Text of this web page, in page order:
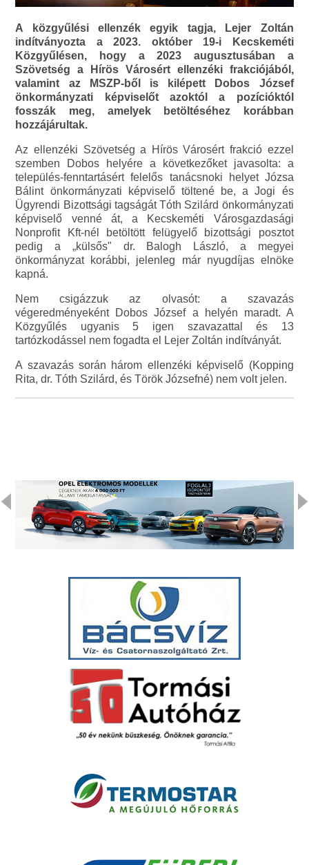
A közgyűlési ellenzék egyik tagja, Lejer Zoltán
indítványozta a 2023. október 19-i Kecskeméti
Közgyűlésen, hogy a 2023 augusztusában a
Szövetség a Hírös Városért ellenzéki frakciójából,
valamint az MSZP-ből is kilépett Dobos József
önkormányzati képviselőt azoktól a pozícióktól
fosszák meg, amelyek betöltéséhez korábban
hozzájárultak.
Az ellenzéki Szövetség a Hírös Városért frakció ezzel
szemben Dobos helyére a következőket javasolta: a
település-fenntartásért felelős tanácsnoki helyet Józsa
Bálint önkormányzati képviselő töltené be, a Jogi és
Ügyrendi Bizottsági tagságát Tóth Szilárd önkormányzati
képviselő venné át, a Kecskeméti Városgazdasági
Nonprofit Kft-nél betöltött felügyelő bizottsági posztot
pedig a „külsős" dr. Balogh László, a megyei
önkormányzat korábbi, jelenleg már nyugdíjas elnöke
kapná.
Nem csigázzuk az olvasót: a szavazás
végeredményeként Dobos József a helyén maradt. A
Közgyűlés ugyanis 5 igen szavazattal és 13
tartózkodássel nem fogadta el Lejer Zoltán indítványát.
A szavazás során három ellenzéki képviselő (Kopping
Rita, dr. Tóth Szilárd, és Török Józsefné) nem volt jelen.